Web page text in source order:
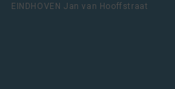
EINDHOVEN Jan van Hooffstraat